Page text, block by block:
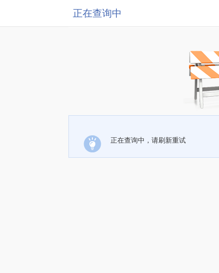
正在查询中
正在查询中，请刷新重试